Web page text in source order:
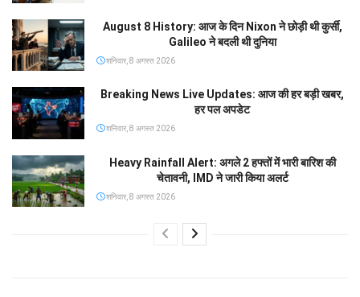
August 8 History: आज के दिन Nixon ने छोड़ी थी कुर्सी,
Galileo ने बदली थी दुनिया
शनिवार, 8 अगस्त 2026
Breaking News Live Updates: आज की हर बड़ी खबर,
हर पल अपडेट
शनिवार, 8 अगस्त 2026
Heavy Rainfall Alert: अगले 2 हफ्तों में भारी बारिश की
चेतावनी, IMD ने जारी किया अलर्ट
शनिवार, 8 अगस्त 2026